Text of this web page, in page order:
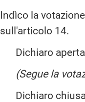
Indìco la
sull'articolo 14.
Dichiaro aperta
(Segue la
Dichiaro chiusa